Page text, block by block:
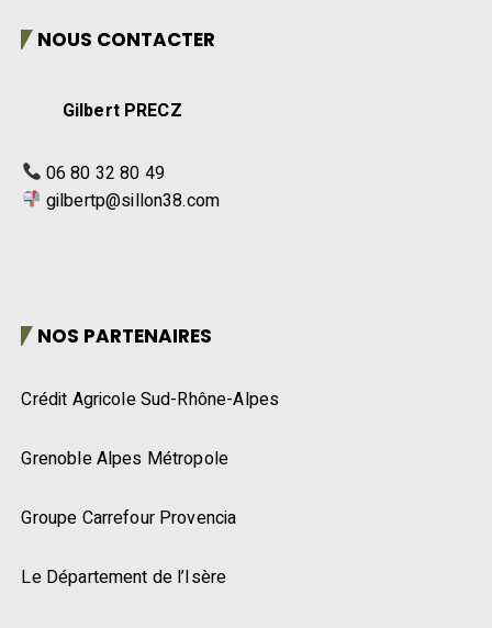
NOUS CONTACTER
Gilbert PRECZ
06 80 32 80 49
gilbertp@sillon38.com
NOS PARTENAIRES
Crédit Agricole Sud-Rhône-Alpes
Grenoble Alpes Métropole
Groupe Carrefour Provencia
Le Département de l’Isère